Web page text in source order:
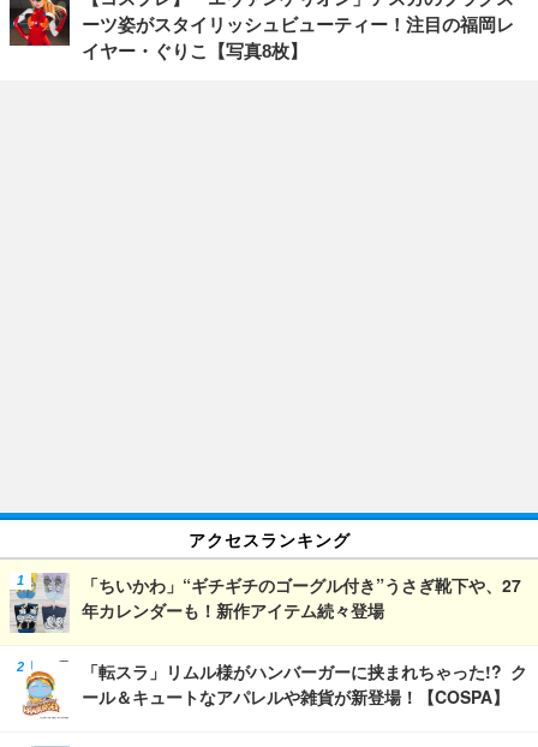
ーツ姿がスタイリッシュビューティー！注目の福岡レ
イヤー・ぐりこ【写真8枚】
アクセスランキング
「ちいかわ」“ギチギチのゴーグル付き”うさぎ靴下や、27
年カレンダーも！新作アイテム続々登場
「転スラ」リムル様がハンバーガーに挟まれちゃった!? ク
ール＆キュートなアパレルや雑貨が新登場！【COSPA】